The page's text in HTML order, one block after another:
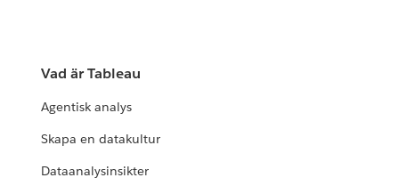
Vad är Tableau
Agentisk analys
Skapa en datakultur
Dataanalysinsikter